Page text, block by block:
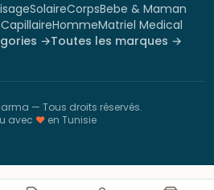
SolaireCorpsBebe & Maman
CapillaireHommeMatriel Medical
→Toutes les marques →
— Tous droits réservés.
avec ♥en Tunisie